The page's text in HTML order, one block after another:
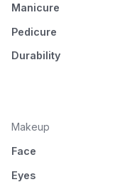
Manicure
Pedicure
Durability
Makeup
Face
Eyes